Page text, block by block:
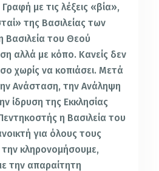
με τις λέξεις «βία»,
της Βασιλείας των
Βασιλεία του Θεού
αλλά με κόπο. Κανείς δεν
χωρίς να κοπιάσει. Μετά
Ανάσταση, την Ανάληψη
ίδρυση της Εκκλησίας
η Βασιλεία του
για όλους τους
κληρονομήσουμε,
την απαραίτητη